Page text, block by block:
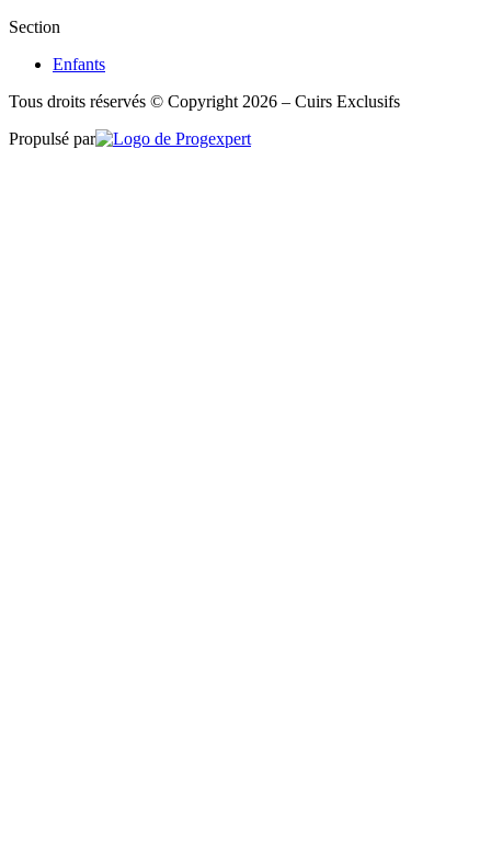
Section
Enfants
Tous droits réservés © Copyright 2026 – Cuirs Exclusifs
Propulsé par